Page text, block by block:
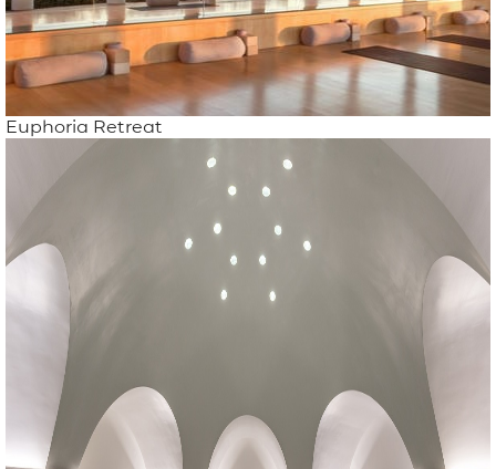
Euphoria Retreat